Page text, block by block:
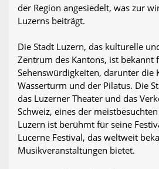
der Region angesiedelt, was zur
Luzerns beiträgt.
Die Stadt Luzern, das kulturelle
Zentrum des Kantons, ist bekannt
Sehenswürdigkeiten, darunter die
Wasserturm und der Pilatus. Die
das Luzerner Theater und das
Schweiz, eines der
Luzern ist berühmt für seine
Lucerne Festival, das weltweit
Musikveranstaltungen bietet.